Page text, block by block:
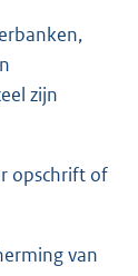
zijn
opschrift of
van